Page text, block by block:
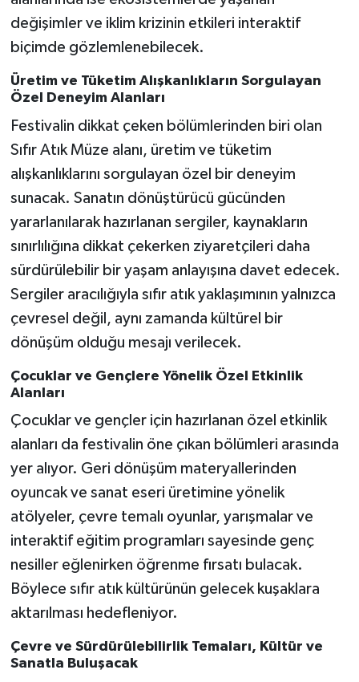
değişimler ve iklim krizinin etkileri interaktif
biçimde gözlemlenebilecek.
Üretim ve Tüketim Alışkanlıkların Sorgulayan
Özel Deneyim Alanları
Festivalin dikkat çeken bölümlerinden biri olan
Sıfır Atık Müze alanı, üretim ve tüketim
alışkanlıklarını sorgulayan özel bir deneyim
sunacak. Sanatın dönüştürücü gücünden
yararlanılarak hazırlanan sergiler, kaynakların
sınırlılığına dikkat çekerken ziyaretçileri daha
sürdürülebilir bir yaşam anlayışına davet edecek.
Sergiler aracılığıyla sıfır atık yaklaşımının yalnızca
çevresel değil, aynı zamanda kültürel bir
dönüşüm olduğu mesajı verilecek.
Çocuklar ve Gençlere Yönelik Özel Etkinlik
Alanları
Çocuklar ve gençler için hazırlanan özel etkinlik
alanları da festivalin öne çıkan bölümleri arasında
yer alıyor. Geri dönüşüm materyallerinden
oyuncak ve sanat eseri üretimine yönelik
atölyeler, çevre temalı oyunlar, yarışmalar ve
interaktif eğitim programları sayesinde genç
nesiller eğlenirken öğrenme fırsatı bulacak.
Böylece sıfır atık kültürünün gelecek kuşaklara
aktarılması hedefleniyor.
Çevre ve Sürdürülebilirlik Temaları, Kültür ve
Sanatla Buluşacak